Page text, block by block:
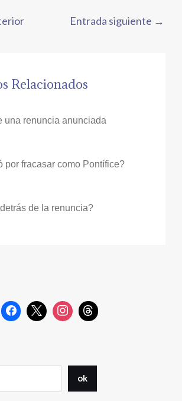
Entrada siguiente →
Relacionados
una renuncia anunciada
por fracasar como Pontífice?
de la renuncia?
ok